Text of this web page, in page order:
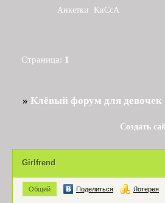
Анкетки КиСсА
Страница: 1
» Клёвый форум для девочек
Создать